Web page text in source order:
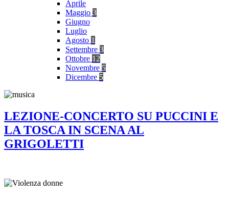
Aprile
Maggio 3
Giugno
Luglio
Agosto 1
Settembre 3
Ottobre 12
Novembre 5
Dicembre 5
LEZIONE-CONCERTO SU PUCCINI E
LA TOSCA IN SCENA AL
GRIGOLETTI